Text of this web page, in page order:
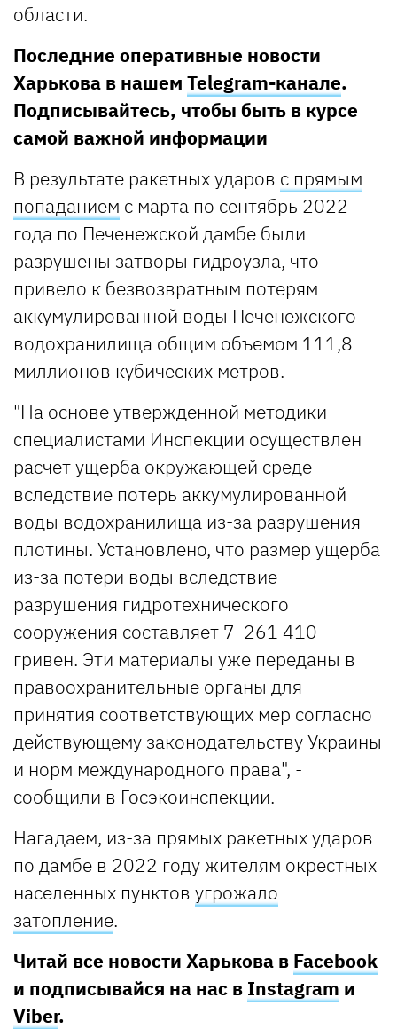
области.
Последние оперативные новости
Харькова в нашем Telegram-канале.
Подписывайтесь, чтобы быть в курсе
самой важной информации
В результате ракетных ударов с прямым
попаданием с марта по сентябрь 2022
года по Печенежской дамбе были
разрушены затворы гидроузла, что
привело к безвозвратным потерям
аккумулированной воды Печенежского
водохранилища общим объемом 111,8
миллионов кубических метров.
"На основе утвержденной методики
специалистами Инспекции осуществлен
расчет ущерба окружающей среде
вследствие потерь аккумулированной
воды водохранилища из-за разрушения
плотины. Установлено, что размер ущерба
из-за потери воды вследствие
разрушения гидротехнического
сооружения составляет 7 261 410
гривен. Эти материалы уже переданы в
правоохранительные органы для
принятия соответствующих мер согласно
действующему законодательству Украины
и норм международного права", -
сообщили в Госэкоинспекции.
Нагадаем, из-за прямых ракетных ударов
по дамбе в 2022 году жителям окрестных
населенных пунктов угрожало
затопление.
Читай все новости Харькова в Facebook
и подписывайся на нас в Instagram и
Viber.